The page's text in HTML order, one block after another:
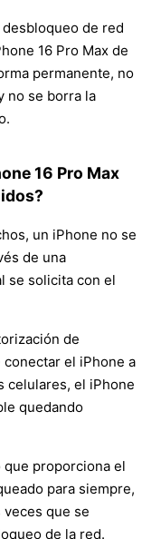
de red
16 Pro Max de
permanente, no
no se borra la
16 Pro Max
un iPhone no se
de una
se solicita con el
de
el iPhone a
celulares, el iPhone
quedando
que proporciona el
para siempre,
que se
de la red.